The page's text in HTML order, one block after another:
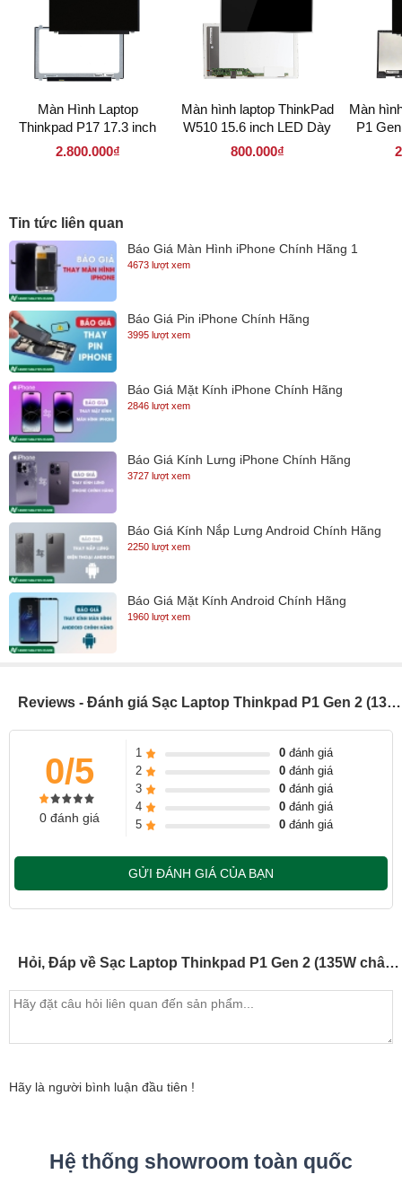
Màn Hình Laptop
Thinkpad P17 17.3 inch
LED Mỏng 30 pin (
2.800.000₫
Màn hình laptop ThinkPad
W510 15.6 inch LED Dày
40 Pin ( 156LD40P 1366 x
800.000₫
Màn
P1
Mỏng
Tin tức liên quan
Báo Giá Màn Hình iPhone Chính Hãng 1
4673 lượt xem
Báo Giá Pin iPhone Chính Hãng
3995 lượt xem
Báo Giá Mặt Kính iPhone Chính Hãng
2846 lượt xem
Báo Giá Kính Lưng iPhone Chính Hãng
3727 lượt xem
Báo Giá Kính Nắp Lưng Android Chính Hãng
2250 lượt xem
Báo Giá Mặt Kính Android Chính Hãng
1960 lượt xem
Reviews - Đánh giá Sạc Laptop Thinkpad P1 Gen 2 (135W chân vuông)
0/5
0 đánh giá
1 0đánh giá
2
0đánh giá
3
0đánh giá
4
0đánh giá
5
0đánh giá
GỬI ĐÁNH GIÁ CỦA BẠN
Hỏi, Đáp về Sạc Laptop Thinkpad P1 Gen 2 (135W chân vuông)
Hãy là người bình luận đầu tiên !
Hệ thống showroom toàn quốc